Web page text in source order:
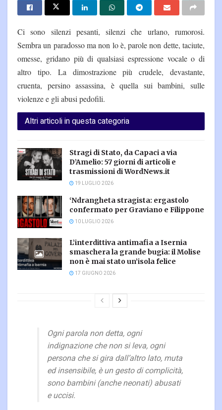
Ci sono silenzi pesanti, silenzi che urlano, rumorosi.
Sembra un paradosso ma non lo è, parole non dette, taciute,
omesse, gridano più di qualsiasi espressione vocale o di
altro tipo. La dimostrazione più crudele, devastante,
cruenta, persino assassina, è quella sui bambini, sulle
violenze e gli abusi pedofili.
Altri articoli in questa categoria
Stragi di Stato, da Capaci a via
D’Amelio: 57 giorni di articoli e
trasmissioni di WordNews.it
19 LUGLIO 2026
‘Ndrangheta stragista: ergastolo
confermato per Graviano e Filippone
10 LUGLIO 2026
L’interdittiva antimafia a Isernia
smaschera la grande bugia: il Molise
non è mai stato un’isola felice
17 GIUGNO 2026
Ogni parola non detta, ogni
indignazione che non si leva, ogni
persona che si gira dall’altro lato, muta
ed insensibile, è un gesto di complicità,
sono bambini (anche neonati) abusati
e uccisi.